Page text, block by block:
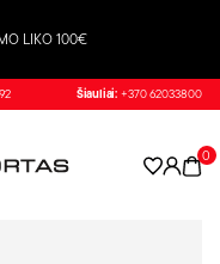
LIKO 100€
Šiauliai: +370 62033800
0